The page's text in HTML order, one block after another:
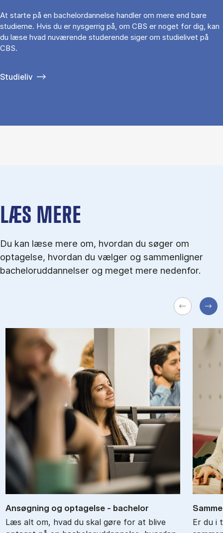
At starte på en bachelordannelse handler om mere end bare
studierne. Hvis du er nysgerrig på, om CBS er noget for dig, kan
du læse hvad nuværende studerende siger om studielivet på
CBS.
Studieliv
LÆS MERE
Du kan læse mere om, hvordan du søger om
optagelse, hvordan du vælger og sammenligner
bacheloruddannelser og meget mere nedenfor.
An­søg­ning og op­ta­gel­se - ba­chel­or
Læs alt om, hvad du skal gøre for at blive
Er du i